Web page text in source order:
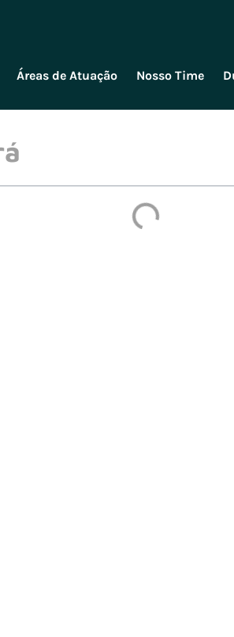
Áreas de Atuação Nosso Time